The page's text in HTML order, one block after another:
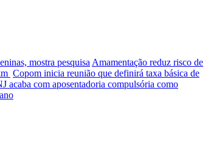
mostra pesquisa Amamentação reduz risco de
Copom inicia reunião que definirá taxa básica de
acaba com aposentadoria compulsória como